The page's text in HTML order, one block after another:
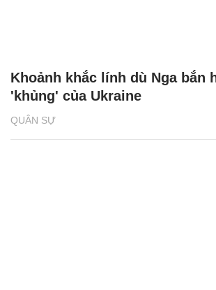
QUÂN SỰ
Khoảnh khắc lính dù Nga bắn
'khủng' của Ukraine